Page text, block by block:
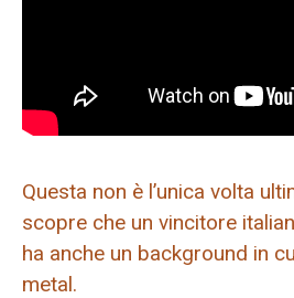
Questa non è l’unica volta
scopre che un vincitore
ha anche un background in
metal.